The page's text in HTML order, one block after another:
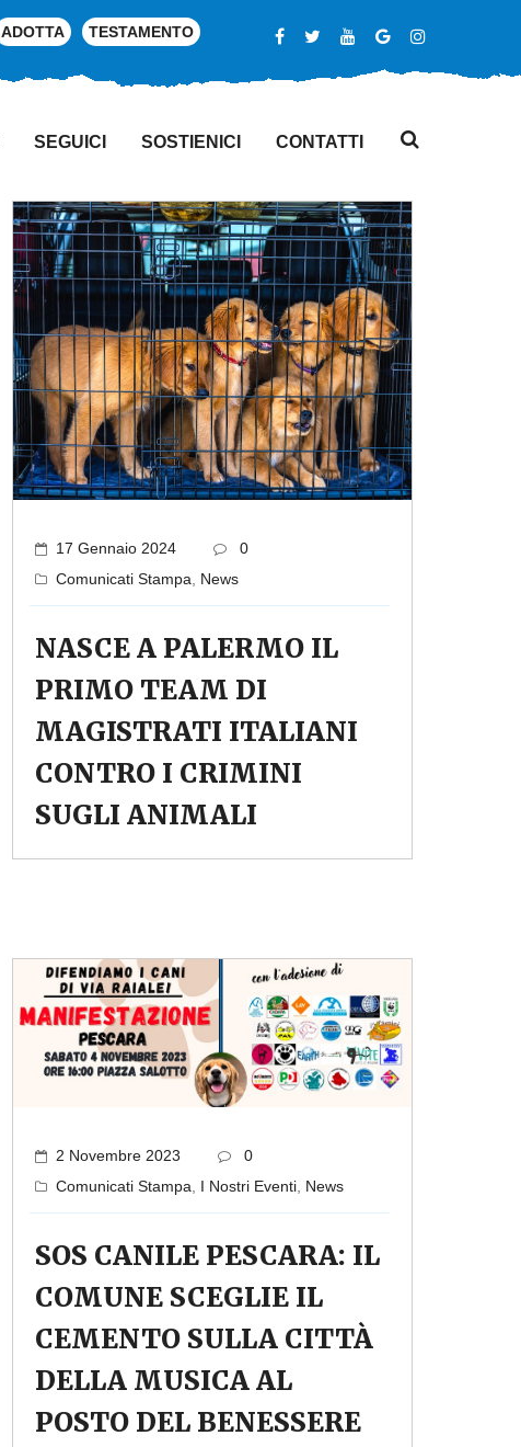
ADOTTA TESTAMENTO
SEGUICI SOSTIENICI CONTATTI
17 Gennaio 2024
0
Comunicati Stampa
News
NASCE A PALERMO IL
PRIMO TEAM DI
MAGISTRATI ITALIANI
CONTRO I CRIMINI
SUGLI ANIMALI
2 Novembre 2023
0
Comunicati Stampa
I Nostri Eventi News
SOS CANILE PESCARA: IL
COMUNE SCEGLIE IL
CEMENTO SULLA CITTÀ
DELLA MUSICA AL
POSTO DEL BENESSERE